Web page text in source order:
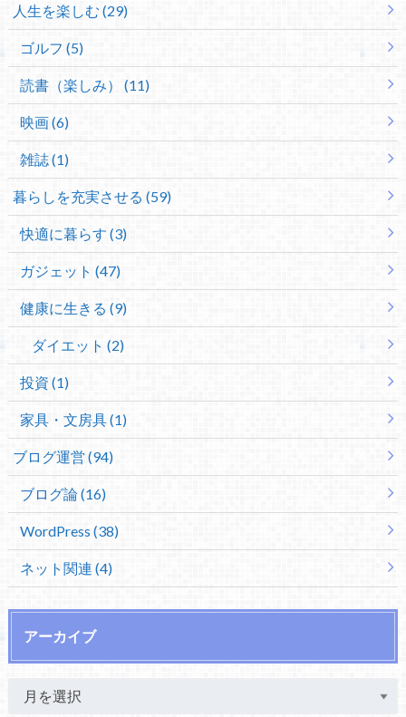
人生を楽しむ (29)
ゴルフ (5)
読書（楽しみ） (11)
映画 (6)
雑誌 (1)
暮らしを充実させる (59)
快適に暮らす (3)
ガジェット (47)
健康に生きる (9)
ダイエット (2)
投資 (1)
家具・文房具 (1)
ブログ運営 (94)
ブログ論 (16)
WordPress (38)
ネット関連 (4)
アーカイブ